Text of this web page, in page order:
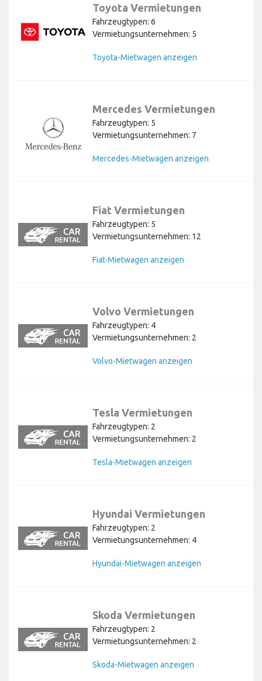
Toyota Vermietungen
Fahrzeugtypen: 6
Vermietungsunternehmen: 5
Toyota-Mietwagen anzeigen
Mercedes Vermietungen
Fahrzeugtypen: 5
Vermietungsunternehmen: 7
Mercedes-Mietwagen anzeigen
Fiat Vermietungen
Fahrzeugtypen: 5
Vermietungsunternehmen: 12
Fiat-Mietwagen anzeigen
Volvo Vermietungen
Fahrzeugtypen: 4
Vermietungsunternehmen: 2
Volvo-Mietwagen anzeigen
Tesla Vermietungen
Fahrzeugtypen: 2
Vermietungsunternehmen: 2
Tesla-Mietwagen anzeigen
Hyundai Vermietungen
Fahrzeugtypen: 2
Vermietungsunternehmen: 4
Hyundai-Mietwagen anzeigen
Skoda Vermietungen
Fahrzeugtypen: 2
Vermietungsunternehmen: 2
Skoda-Mietwagen anzeigen